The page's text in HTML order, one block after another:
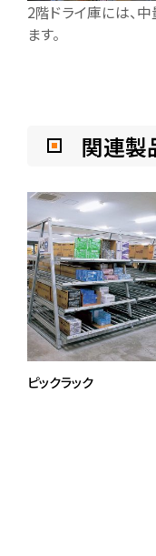
2階ドライ庫には、
ます。
関連製
ピックラック